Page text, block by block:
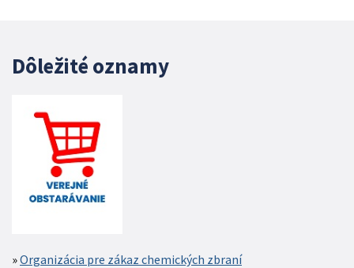
Dôležité oznamy
Organizácia pre zákaz chemických zbraní